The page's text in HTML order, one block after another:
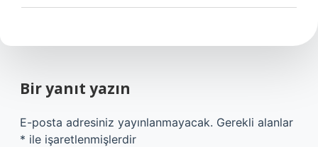
Bir yanıt yazın
E-posta adresiniz yayınlanmayacak. Gerekli alanlar
* ile işaretlenmişlerdir